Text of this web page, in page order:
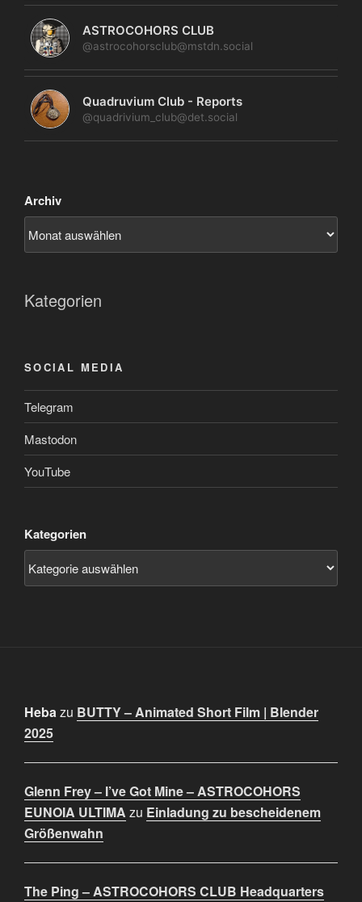
ASTROCOHORS CLUB
@astrocohorsclub@mstdn.social
Quadruvium Club - Reports
@quadrivium_club@det.social
Archiv
Kategorien
SOCIAL MEDIA
Telegram
Mastodon
YouTube
Kategorien
Hebazu BUTTY – Animated Short Film | Blender
2025
Glenn Frey – I’ve Got Mine – ASTROCOHORS
EUNOIA ULTIMA zu Einladung zu bescheidenem
Größenwahn
The Ping – ASTROCOHORS CLUB Headquarters